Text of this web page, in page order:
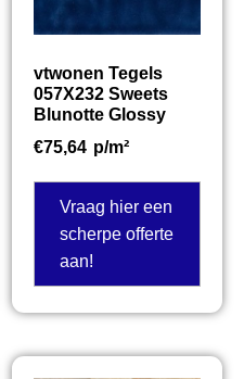
vtwonen Tegels
057X232 Sweets
Blunotte Glossy
€75,64 p/m²
Vraag hier een
scherpe offerte
aan!